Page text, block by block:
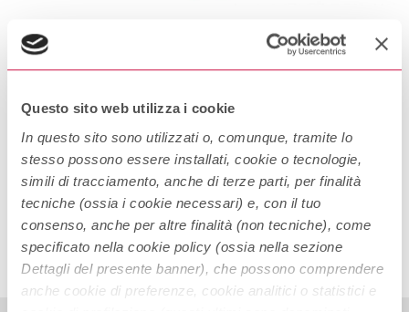
Questo sito web utilizza i cookie
In questo sito sono utilizzati o, comunque, tramite lo
stesso possono essere installati, cookie o tecnologie,
simili di tracciamento, anche di terze parti, per finalità
tecniche (ossia i cookie necessari) e, con il tuo
consenso, anche per altre finalità (non tecniche), come
specificato nella cookie policy (ossia nella sezione
Dettagli del presente banner), che possono comprendere
anche cookie di preferenze, cookie analitici o statistici e
Legge 104: Le agevolazioni in caso
di handicap e disabilità
Che cos’è la Legge 104? La Legge 104 (legge 104/1992) è una
legge che tutela le persone che hanno una disabilità. Prevede
una serie di agevolazioni sia per i portatori di handicap sia per i
familiari che devono assisterli. Chi può beneficiare delle
agevolazioni? Può beneficiare delle agevolazioni previste dalla
Legge 104 chi ha un […]
Continue Reading